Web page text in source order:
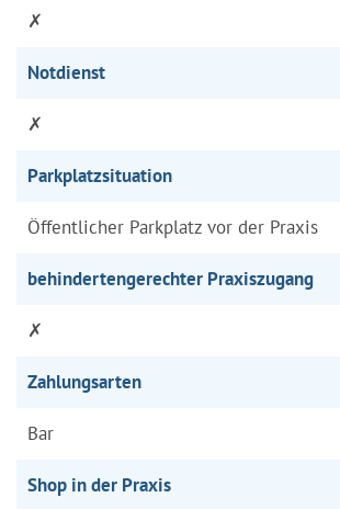
✗
Notdienst
✗
Parkplatzsituation
Öffentlicher Parkplatz vor der Praxis
behindertengerechter Praxiszugang
✗
Zahlungsarten
Bar
Shop in der Praxis